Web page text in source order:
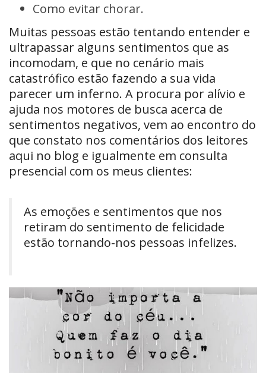
Como evitar chorar.
Muitas pessoas estão tentando entender e
ultrapassar alguns sentimentos que as
incomodam, e que no cenário mais
catastrófico estão fazendo a sua vida
parecer um inferno. A procura por alívio e
ajuda nos motores de busca acerca de
sentimentos negativos, vem ao encontro do
que constato nos comentários dos leitores
aqui no blog e igualmente em consulta
presencial com os meus clientes:
As emoções e sentimentos que nos
retiram do sentimento de felicidade
estão tornando-nos pessoas infelizes.